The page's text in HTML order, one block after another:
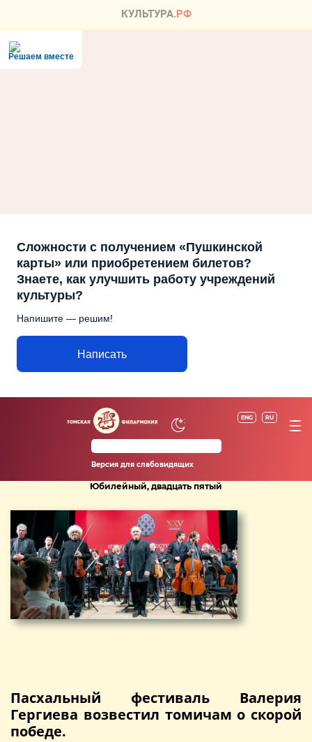
Решаем вместе
Сложности с получением «Пушкинской
карты» или приобретением билетов?
Знаете, как улучшить работу учреждений
культуры?
Напишите — решим!
Написать
ENG RU
Версия для слабовидящих
Юбилейный, двадцать пятый
Пасхальный фестиваль Валерия
Гергиева возвестил томичам о скорой
победе.